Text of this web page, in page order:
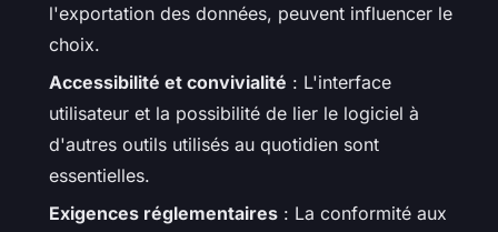
l'exportation des données, peuvent influencer le
choix.
Accessibilité et convivialité : L'interface
utilisateur et la possibilité de lier le logiciel à
d'autres outils utilisés au quotidien sont
essentielles.
Exigences réglementaires : La conformité aux